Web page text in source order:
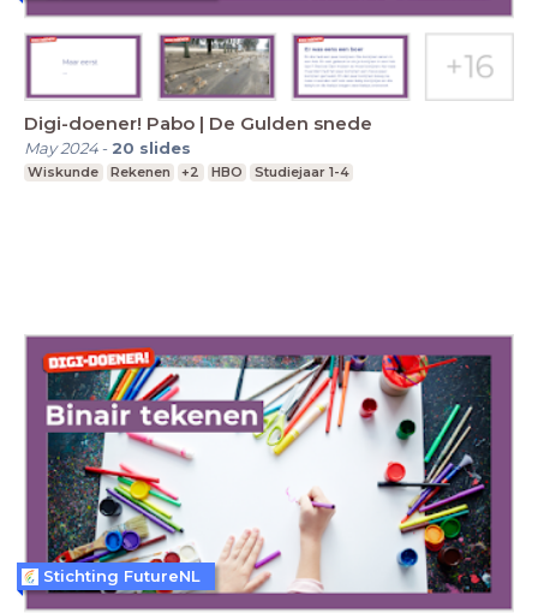
Digi-doener! Pabo | De Gulden snede
May 2024- 20 slides
Wiskunde Rekenen +2 HBO Studiejaar 1-4
Stichting FutureNL